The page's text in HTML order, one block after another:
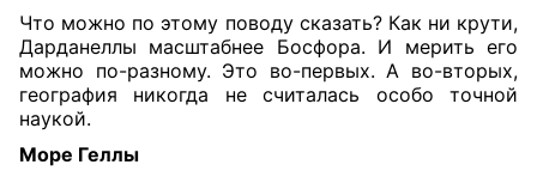
Что можно по этому поводу сказать? Как ни крути,
Дарданеллы масштабнее Босфора. И мерить его
можно по-разному. Это во-первых. А во-вторых,
география никогда не считалась особо точной
наукой.
Море Геллы